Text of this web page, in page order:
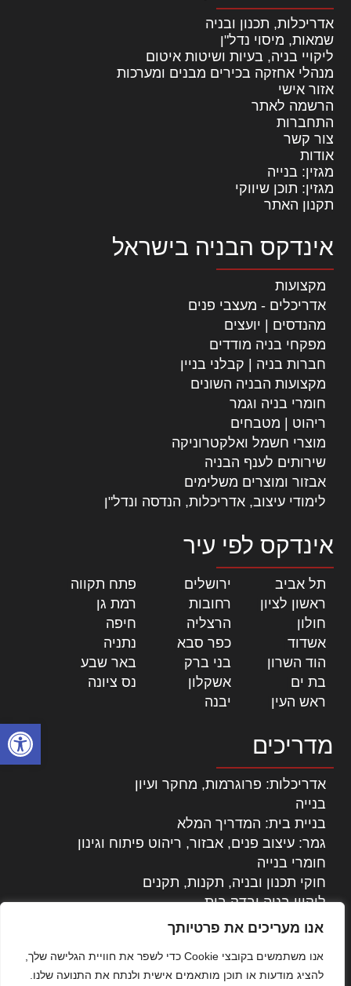
פתח
אנו מעריכים את פרטיותך
אנו משתמשים בקובצי Cookie כדי לשפר את חוויית הגלישה שלך,
להציג מודעות או תוכן מותאמים אישית ולנתח את התנועה שלנו.
אדריכלות, תכנון ובניה
שמאות, מיסוי נדל"ן
ליקויי בניה, בעיות ושיטות איטום
מנהלי אחזקה בכירים מבנים ומערכות
אזור אישי
הרשמה לאתר
התחברות
צור קשר
אודות
מגזין: בנייה
מגזין: תוכן שיווקי
תקנון האתר
אינדקס הבניה בישראל
מקצועות
אדריכלים - מעצבי פנים
מהנדסים | יועצים
מפקחי בניה מודדים
חברות בניה | קבלני בניין
מקצועות הבניה השונים
חומרי בניה וגמר
ריהוט | מטבחים
מוצרי חשמל ואלקטרוניקה
שירותים לענף הבניה
אבזור ומוצרים משלימים
לימודי עיצוב, אדריכלות, הנדסה ונדל"ן
אינדקס לפי עיר
תל אביב ירושלים פתח תקווה
ראשון לציון
רחובות רמת גן
חולון
הרצליה חיפה
אשדוד
כפר סבא נתניה
הוד השרון
בני ברק באר שבע
בת ים
אשקלון נס ציונה
ראש העין
יבנה
מדריכים
אדריכלות: פרוגרמות, מחקר ועיון
בנייה
בניית בית: המדריך המלא
גמר: עיצוב פנים, אבזור, ריהוט פיתוח וגינון
חומרי בנייה
חוקי תכנון ובניה, תקנות, תקנים
ליקויי בניה ובדק בית
נדל"ן: זכויות, אגרות ועסקאות
עקרונות ניהול אחזקה מתקדמות
צילום אדריכלי